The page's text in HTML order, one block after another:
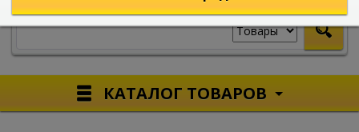
КАТАЛОГ ТОВАРОВ